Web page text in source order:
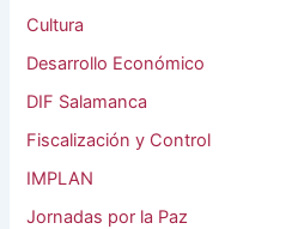
Cultura
Desarrollo Económico
DIF Salamanca
Fiscalización y Control
IMPLAN
Jornadas por la Paz